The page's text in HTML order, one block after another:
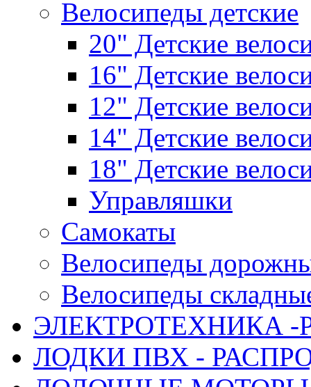
Велосипеды детские
20" Детские
16" Детские
12" Детские
14" Детские
18" Детские
Управляшки
Самокаты
Велосипеды
Велосипеды
ЭЛЕКТРОТЕХНИКА
ЛОДКИ ПВХ -